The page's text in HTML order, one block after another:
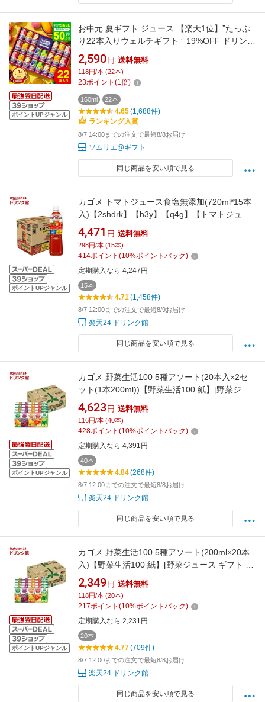
ポイントUPジャンル
お中元 夏ギフト ジュース 【楽天1位】”たっぷ
り22本入りウェルチギフト ” 19%OFF ドリンク
詰め合わせ ウェルチ 100％ 果汁ギフトセット
Welch's WS30T / 飲み物 子供 ファミリー フル
ーツジュース gws 送料無料
2,590 円 送料無料
118円/本 (22本)
23ポイント (1倍)
160ml 22本
4.65(1,688件)
ランキング入賞
8/7 14:00までの注文で最短8/8お届け
ソムリエ@ギフト
同じ商品を安い順で見る
ポイントUPジャンル
カゴメ トマトジュース食塩無添加(720ml*15本
入)【2shdrk】【h3y】【q4g】【トマトジュー
ス PET・缶】[リコピン トマト100％ 大容量 食
塩不使用]
4,471 円 送料無料
298円/本 (15本)
414ポイント (10%ポイントバック)
定期購入なら 4,247円
15本
4.71(1,458件)
8/7 12:00までの注文で最短8/9お届け
楽天24 ドリンク館
同じ商品を安い順で見る
ポイントUPジャンル
カゴメ 野菜生活100 5種アソート(20本入×2セ
ット(1本200ml))【野菜生活100 紙】[野菜ジュ
ース ギフト プレゼント 紙パック]
4,623 円 送料無料
116円/本 (40本)
428ポイント (10%ポイントバック)
定期購入なら 4,391円
40本
4.84(268件)
8/7 12:00までの注文で最短8/8お届け
楽天24 ドリンク館
同じ商品を安い順で見る
ポイントUPジャンル
カゴメ 野菜生活100 5種アソート(200ml×20本
入)【野菜生活100 紙】[野菜ジュース ギフト プ
レゼント 紙パック]
2,349 円 送料無料
118円/本 (20本)
217ポイント (10%ポイントバック)
定期購入なら 2,231円
20本
4.77(709件)
8/7 12:00までの注文で最短8/8お届け
楽天24 ドリンク館
同じ商品を安い順で見る